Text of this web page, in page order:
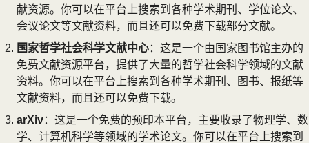
献资源。你可以在平台上搜索到各种学术期刊、学位论文、
会议论文等文献资料，而且还可以免费下载部分文献。
国家哲学社会科学文献中心：这是一个由国家图书馆主办的
免费文献资源平台，提供了大量的哲学社会科学领域的文献
资料。你可以在平台上搜索到各种学术期刊、图书、报纸等
文献资料，而且还可以免费下载。
arXiv：这是一个免费的预印本平台，主要收录了物理学、数
学、计算机科学等领域的学术论文。你可以在平台上搜索到